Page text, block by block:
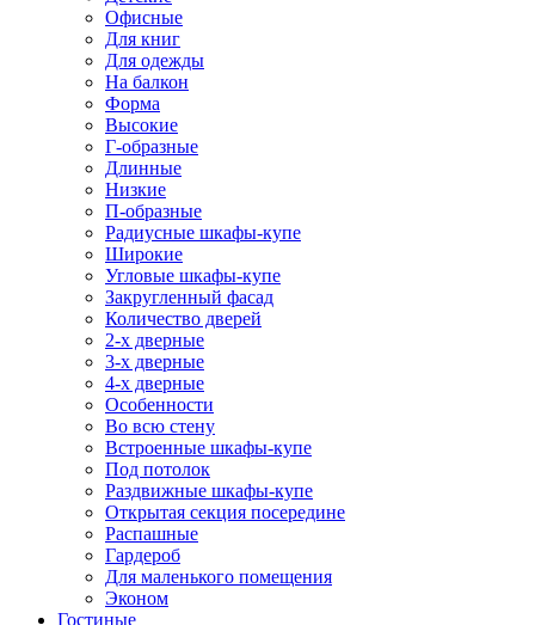
Офисные
Для книг
Для одежды
На балкон
Форма
Высокие
Г-образные
Длинные
Низкие
П-образные
Радиусные шкафы-купе
Широкие
Угловые шкафы-купе
Закругленный фасад
Количество дверей
2-х дверные
3-х дверные
4-х дверные
Особенности
Во всю стену
Встроенные шкафы-купе
Под потолок
Раздвижные шкафы-купе
Открытая секция посередине
Распашные
Гардероб
Для маленького помещения
Эконом
Гостиные